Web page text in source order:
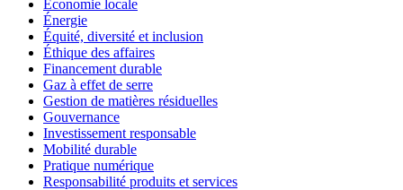
Économie locale
Énergie
Équité, diversité et inclusion
Éthique des affaires
Financement durable
Gaz à effet de serre
Gestion de matières résiduelles
Gouvernance
Investissement responsable
Mobilité durable
Pratique numérique
Responsabilité produits et services